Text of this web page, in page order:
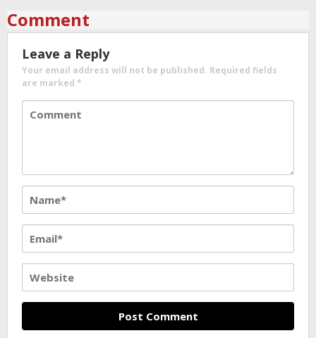
Comment
Leave a Reply
Your email address will not be published. Required fields
are marked *